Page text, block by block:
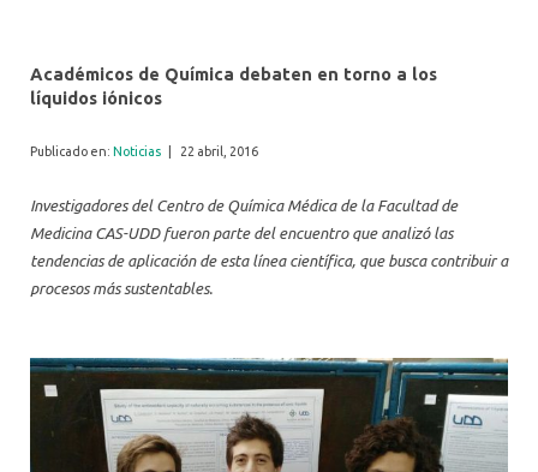
Académicos de Química debaten en torno a los
líquidos iónicos
Publicado en: Noticias 22 abril, 2016
Investigadores del Centro de Química Médica de la Facultad de
Medicina CAS-UDD fueron parte del encuentro que analizó las
tendencias de aplicación de esta línea científica, que busca contribuir a
procesos más sustentables.